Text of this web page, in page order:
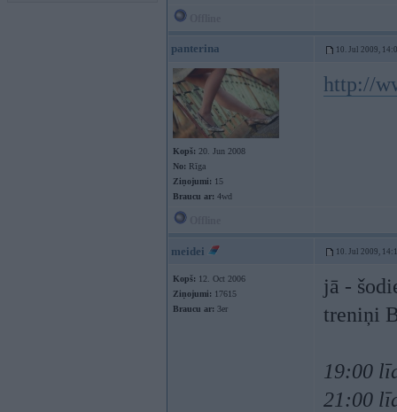
panterina 10. Jul 2009,
Kopš: 20. Jun 2008
No: Rīga
Ziņojumi: 15
Braucu ar: 4wd
http://
meidei 10. Jul 2009,
Kopš: 12. Oct 2006
Ziņojumi: 17615
Braucu ar: 3er
jā -
treniņi
19:00
21:00